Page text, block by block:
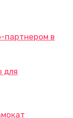
партнером в
для